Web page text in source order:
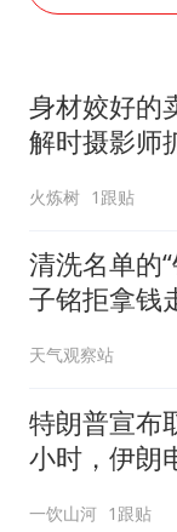
身材姣好的
解时摄影师
火炼树 1跟贴
清洗名单的
子铭拒拿钱
天气观察站
特朗普宣布
小时，伊朗
一饮山河 1跟贴